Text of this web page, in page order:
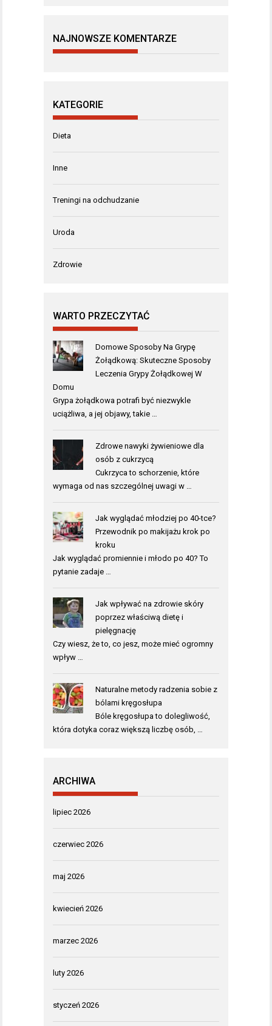
NAJNOWSZE KOMENTARZE
KATEGORIE
Dieta
Inne
Treningi na odchudzanie
Uroda
Zdrowie
WARTO PRZECZYTAĆ
Domowe Sposoby Na Grypę
Żołądkową: Skuteczne Sposoby
Leczenia Grypy Żołądkowej W
Domu
Grypa żołądkowa potrafi być niezwykle
uciążliwa, a jej objawy, takie …
Zdrowe nawyki żywieniowe dla
osób z cukrzycą
Cukrzyca to schorzenie, które
wymaga od nas szczególnej uwagi w …
Jak wyglądać młodziej po 40-tce?
Przewodnik po makijażu krok po
kroku
Jak wyglądać promiennie i młodo po 40? To
pytanie zadaje …
Jak wpływać na zdrowie skóry
poprzez właściwą dietę i
pielęgnację
Czy wiesz, że to, co jesz, może mieć ogromny
wpływ …
Naturalne metody radzenia sobie z
bólami kręgosłupa
Bóle kręgosłupa to dolegliwość,
która dotyka coraz większą liczbę osób, …
ARCHIWA
lipiec 2026
czerwiec 2026
maj 2026
kwiecień 2026
marzec 2026
luty 2026
styczeń 2026